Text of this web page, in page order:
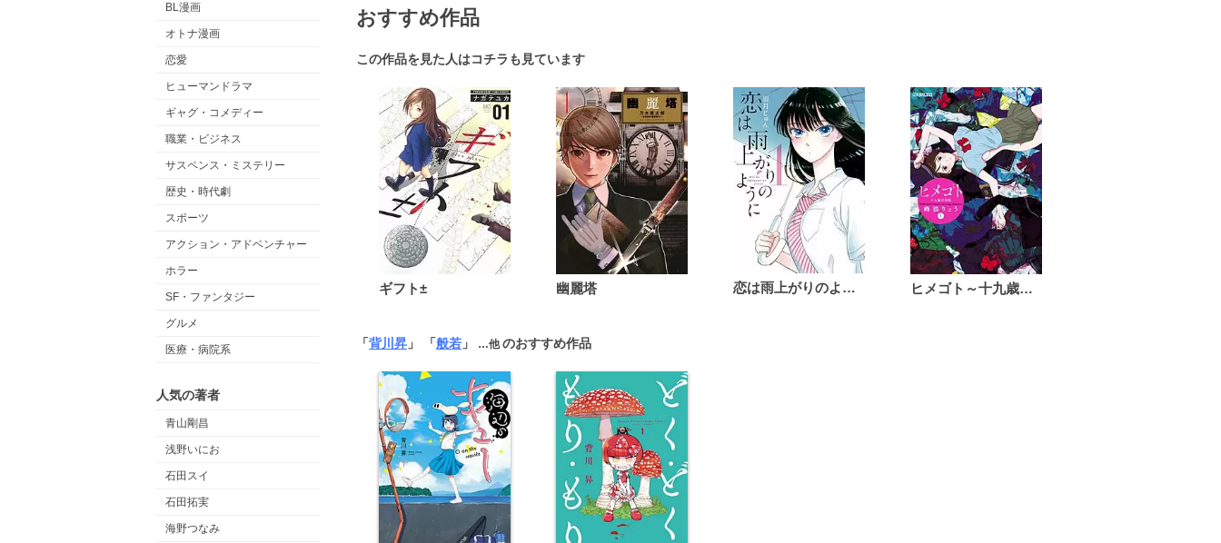
BL漫画
オトナ漫画
恋愛
ヒューマンドラマ
ギャグ・コメディー
職業・ビジネス
サスペンス・ミステリー
歴史・時代劇
スポーツ
アクション・アドベンチャー
ホラー
SF・ファンタジー
グルメ
医療・病院系
人気の著者
青山剛昌
浅野いにお
石田スイ
石田拓実
海野つなみ
おすすめ作品
この作品を見た人はコチラも見ています
ギフト± 幽麗塔 恋は雨上がりのように ヒメゴト～十九歳の制服～
「背川昇 」 「般若 」 …他のおすすめ作品